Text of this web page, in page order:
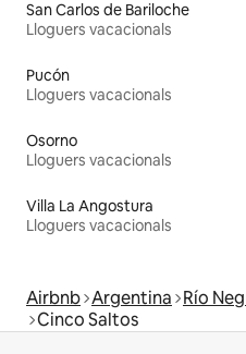
San Carlos de Bariloche
Lloguers vacacionals
Pucón
Lloguers vacacionals
Osorno
Lloguers vacacionals
Villa La Angostura
Lloguers vacacionals
Airbnb Argentina Río
Cinco Saltos